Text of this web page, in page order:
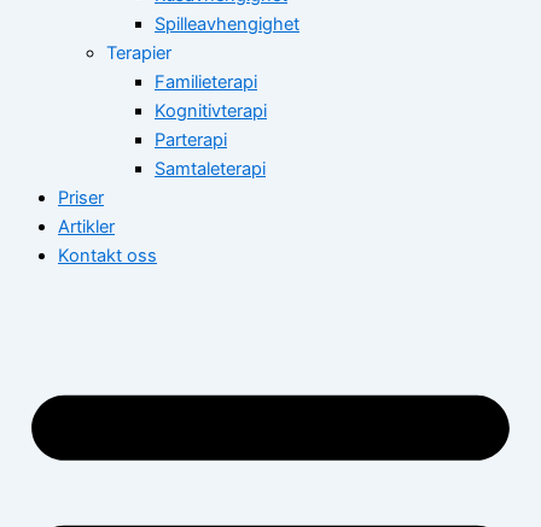
Spilleavhengighet
Terapier
Familieterapi
Kognitivterapi
Parterapi
Samtaleterapi
Priser
Artikler
Kontakt oss